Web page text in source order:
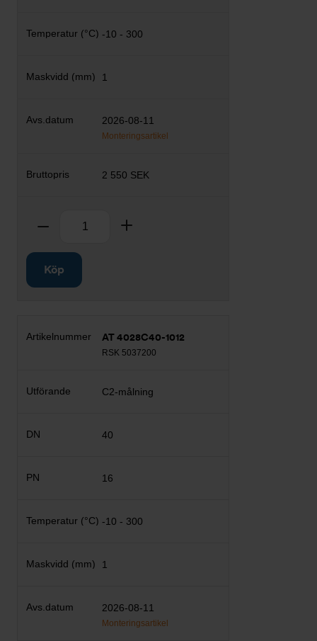
-10 - 300
1
2026-08-11
Monteringsartikel
2 550 SEK
Ta bort
Köp
AT 4028C40-1012
RSK 5037200
C2-målning
40
16
-10 - 300
1
2026-08-11
Monteringsartikel